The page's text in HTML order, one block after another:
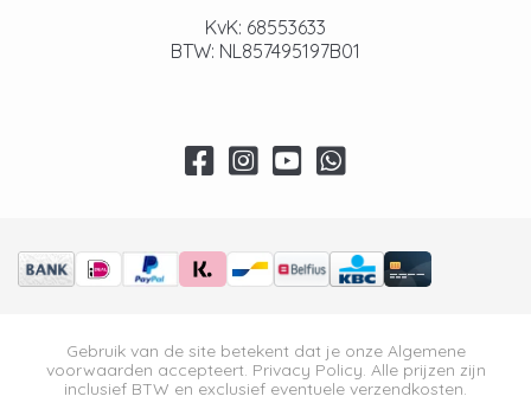
KvK: 68553633
BTW: NL857495197B01
Gebruik van de site betekent dat je onze Algemene
voorwaarden accepteert. Privacy Policy. Alle prijzen zijn
inclusief BTW en exclusief eventuele verzendkosten.